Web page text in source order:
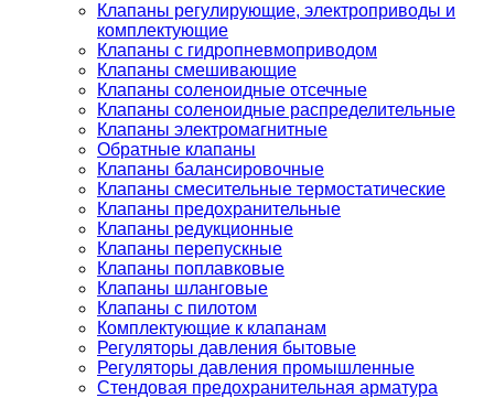
Клапаны регулирующие, электроприводы и
комплектующие
Клапаны с гидропневмоприводом
Клапаны смешивающие
Клапаны соленоидные отсечные
Клапаны соленоидные распределительные
Клапаны электромагнитные
Обратные клапаны
Клапаны балансировочные
Клапаны смесительные термостатические
Клапаны предохранительные
Клапаны редукционные
Клапаны перепускные
Клапаны поплавковые
Клапаны шланговые
Клапаны с пилотом
Комплектующие к клапанам
Регуляторы давления бытовые
Регуляторы давления промышленные
Стендовая предохранительная арматура